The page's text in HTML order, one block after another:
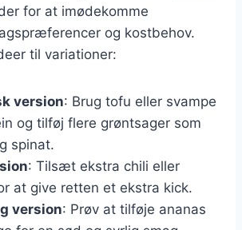
for at imødekomme
og kostbehov.
til variationer:
version: Brug tofu eller svampe
og tilføj flere grøntsager som
spinat.
: Tilsæt ekstra chili eller
at give retten et ekstra kick.
version: Prøv at tilføje ananas